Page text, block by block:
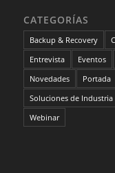
CATEGORÍAS
Backup & Recovery
Entrevista
Eventos
Novedades
Portada
Soluciones de Industria
Webinar